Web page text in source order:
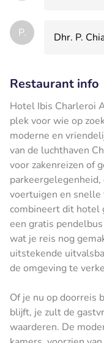
P. Dhr. P.
Restaurant info
Hotel Ibis Charleroi
plek voor wie op
moderne en
van de luchthaven
voor zakenreizen of
voertuigen en
combineert dit hotel
een gratis
wat je reis nog
uitstekende
de omgeving te
Of je nu op doorreis
blijft, je zult de
waarderen. De